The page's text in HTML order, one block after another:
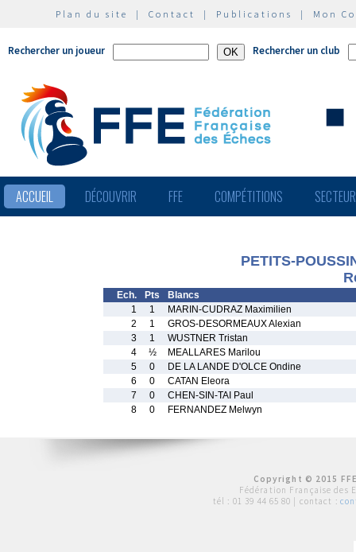
Plan du site | Contact | Publications | Mon
Rechercher un joueur Rechercher un club
ACCUEIL DÉCOUVRIR FFE COMPÉTITIONS
PETITS-
Ech. Pts
Blancs
1
1
MARIN-CUDRAZ Maximilien
2
1
GROS-DESORMEAUX Alexian
3
1
WUSTNER Tristan
4
½
MEALLARES Marilou
5
0
DE LA LANDE D'OLCE Ondine
6
0
CATAN Eleora
7
0
CHEN-SIN-TAI Paul
8
0 FERNANDEZ Melwyn
Copyright © 2015
Fédération Française des
tél : 01 39 44 65 80 | contact :